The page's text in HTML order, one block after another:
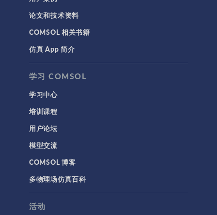
论文和技术资料
COMSOL 相关书籍
仿真 App 简介
学习 COMSOL
学习中心
培训课程
用户论坛
模型交流
COMSOL 博客
多物理场仿真百科
活动